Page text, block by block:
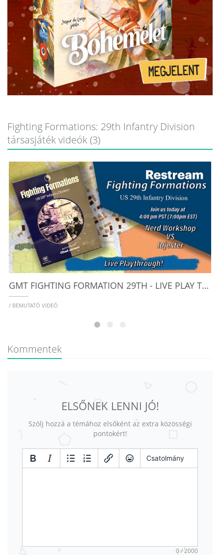
Fighting Formations: 29th Infantry Division
társasjáték videók (3)
GMT FIGHTING FORMATION 29TH - LIVE PLAY THROUGH! DAY ONE
/ BEMUTATÓ VIDEÓ
Kommentek
ELSŐNEK LENNI JÓ!
Szólj hozzá a témához elsőként az extra közösségi
pontokért!
Csatolmány
0 / 2000